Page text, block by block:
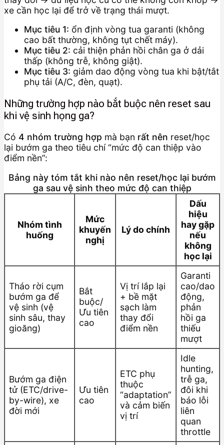
xe cần học lại để trở về trạng thái mượt.
Mục tiêu 1: ổn định vòng tua garanti (không
cao bất thường, không tụt chết máy).
Mục tiêu 2: cải thiện phản hồi chân ga ở dải
thấp (không trễ, không giật).
Mục tiêu 3: giảm dao động vòng tua khi bật/tắt
phụ tải (A/C, đèn, quạt).
Những trường hợp nào bắt buộc nên reset sau
khi vệ sinh họng ga?
Có 4 nhóm trường hợp mà bạn rất nên reset/học
lại bướm ga theo tiêu chí “mức độ can thiệp vào
điểm nền”:
Bảng này tóm tắt khi nào nên reset/học lại bướm
ga sau vệ sinh theo mức độ can thiệp
Nhóm tình
huống
Mức
khuyến
nghị
Lý do chính
Dấu
hiệu
hay gặp
nếu
không
học lại
Tháo rời cụm
bướm ga để
vệ sinh (vệ
sinh sâu, thay
gioăng)
Bắt
buộc/
Ưu tiên
cao
Vị trí lắp lại
+ bề mặt
sạch làm
thay đổi
điểm nền
Garanti
cao/dao
động,
phản
hồi ga
thiếu
mượt
Bướm ga điện
tử (ETC/drive-
by-wire), xe
đời mới
Ưu tiên
cao
ETC phụ
thuộc
“adaptation”
và cảm biến
vị trí
Idle
hunting,
trễ ga,
đôi khi
báo lỗi
liên
quan
throttle